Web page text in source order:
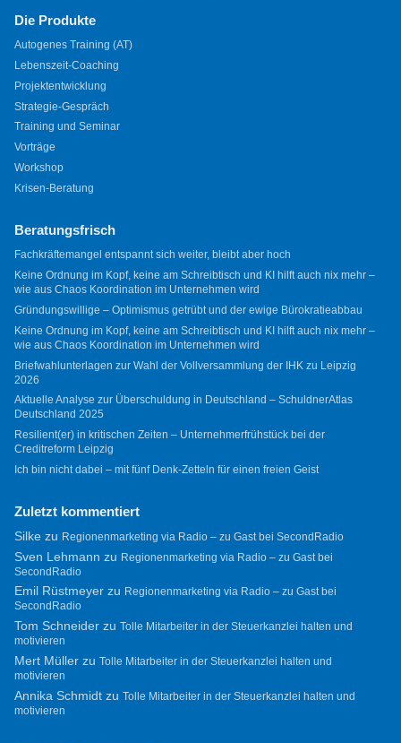
Die Produkte
Autogenes Training (AT)
Lebenszeit-Coaching
Projektentwicklung
Strategie-Gespräch
Training und Seminar
Vorträge
Workshop
Krisen-Beratung
Beratungsfrisch
Fachkräftemangel entspannt sich weiter, bleibt aber hoch
Keine Ordnung im Kopf, keine am Schreibtisch und KI hilft auch nix mehr –
wie aus Chaos Koordination im Unternehmen wird
Gründungswillige – Optimismus getrübt und der ewige Bürokratieabbau
Keine Ordnung im Kopf, keine am Schreibtisch und KI hilft auch nix mehr –
wie aus Chaos Koordination im Unternehmen wird
Briefwahlunterlagen zur Wahl der Vollversammlung der IHK zu Leipzig
2026
Aktuelle Analyse zur Überschuldung in Deutschland – SchuldnerAtlas
Deutschland 2025
Resilient(er) in kritischen Zeiten – Unternehmerfrühstück bei der
Creditreform Leipzig
Ich bin nicht dabei – mit fünf Denk-Zetteln für einen freien Geist
Zuletzt kommentiert
Silkezu Regionenmarketing via Radio – zu Gast bei SecondRadio
Sven Lehmann zu Regionenmarketing via Radio – zu Gast bei
SecondRadio
Emil Rüstmeyerzu Regionenmarketing via Radio – zu Gast bei
SecondRadio
Tom Schneiderzu Tolle Mitarbeiter in der Steuerkanzlei halten und
motivieren
Mert Müllerzu Tolle Mitarbeiter in der Steuerkanzlei halten und
motivieren
Annika Schmidtzu Tolle Mitarbeiter in der Steuerkanzlei halten und
motivieren